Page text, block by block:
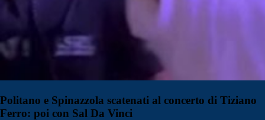
Politano e Spinazzola scatenati al concerto di Tiziano
Ferro: poi con Sal Da Vinci